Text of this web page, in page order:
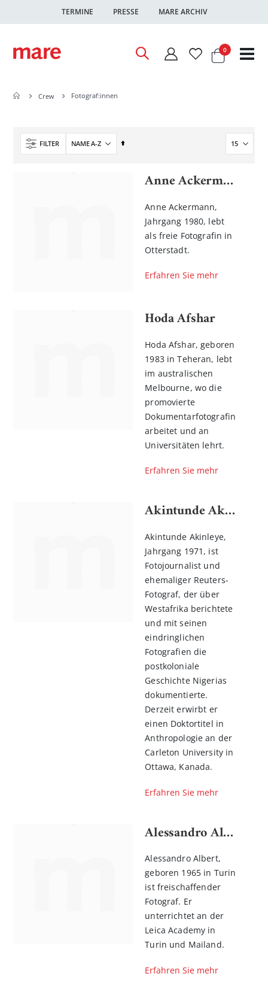
TERMINE PRESSE MARE ARCHIV
Warenkorb
0Artikel
Crew Fotograf:innen
FILTER
In
Anne Ackermann
Anne Ackermann,
Jahrgang 1980, lebt
als freie Fotografin in
Otterstadt.
Erfahren Sie mehr
Hoda Afshar
Hoda Afshar, geboren
1983 in Teheran, lebt
im australischen
Melbourne, wo die
promovierte
Dokumentarfotografin
arbeitet und an
Universitäten lehrt.
Erfahren Sie mehr
Akintunde Akinleye
Akintunde Akinleye,
Jahrgang 1971, ist
Fotojournalist und
ehemaliger Reuters-
Fotograf, der über
West­afrika berichtete
und mit seinen
eindringlichen
Fotografien die
postkoloniale
Geschichte Nigerias
dokumentierte.
Derzeit erwirbt er
einen Doktortitel in
Anthropologie an der
Carleton University in
Ottawa, Kanada.
Erfahren Sie mehr
Alessandro Albert
Alessandro Albert,
geboren 1965 in Turin
ist freischaffender
Fotograf. Er
unterrichtet an der
Leica Academy in
Turin und Mailand.
Erfahren Sie mehr